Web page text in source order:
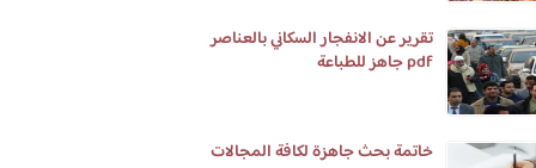
تقرير عن الانفجار السكاني بالعناصر
pdf جاهز للطباعة
خاتمة بحث جاهزة لكافة المجالات